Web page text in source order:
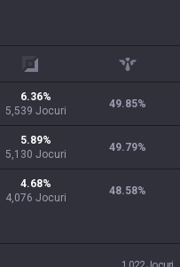
adc support
6.36%
5,539 Jocuri
49.85%
5.89%
5,130 Jocuri
49.79%
4.68%
4,076 Jocuri
48.58%